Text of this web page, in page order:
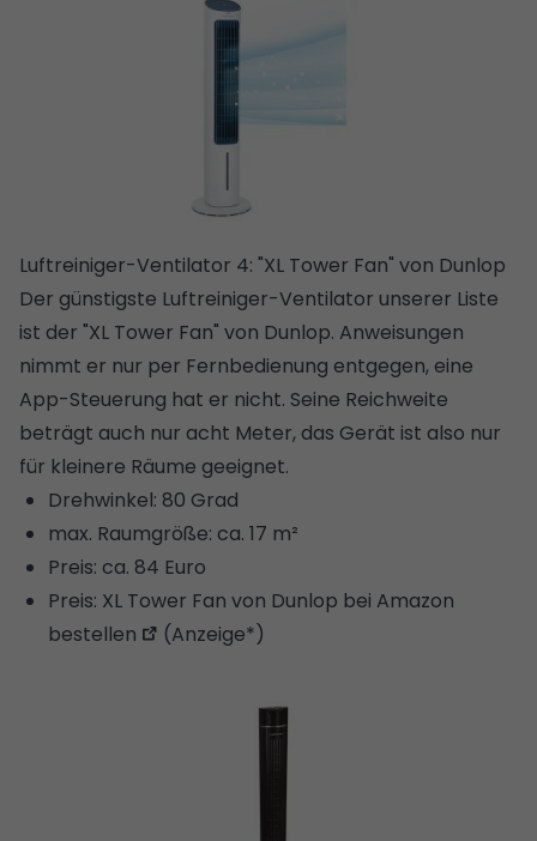
Luftreiniger-Ventilator 4: "XL Tower Fan" von Dunlop
Der günstigste Luftreiniger-Ventilator unserer Liste
ist der "XL Tower Fan" von Dunlop. Anweisungen
nimmt er nur per Fernbedienung entgegen, eine
App-Steuerung hat er nicht. Seine Reichweite
beträgt auch nur acht Meter, das Gerät ist also nur
für kleinere Räume geeignet.
Drehwinkel: 80 Grad
max. Raumgröße: ca. 17 m²
Preis: ca. 84 Euro
Preis: XL Tower Fan von Dunlop bei Amazon
bestellen
(Anzeige*)